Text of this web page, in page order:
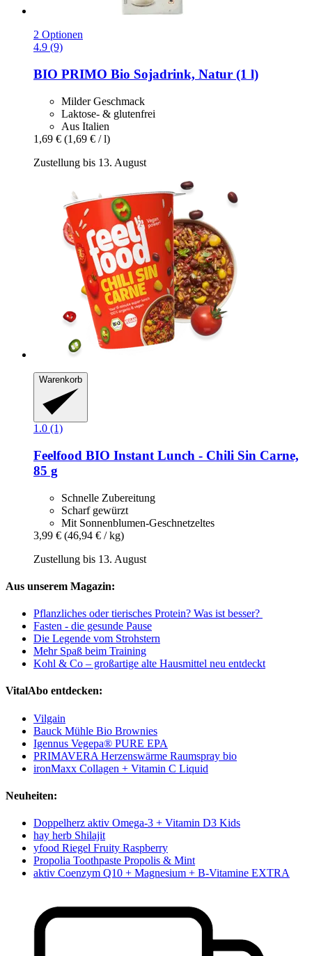
2 Optionen
4.9 (9)
BIO PRIMO Bio Sojadrink, Natur (1 l)
Milder Geschmack
Laktose- & glutenfrei
Aus Italien
1,69 € (1,69 € / l)
Zustellung bis 13. August
Warenkorb
1.0 (1)
Feelfood BIO Instant Lunch -​ Chili Sin Carne,
85 g
Schnelle Zubereitung
Scharf gewürzt
Mit Sonnenblumen-Geschnetzeltes
3,99 € (46,94 € / kg)
Zustellung bis 13. August
Aus unserem Magazin:
Pflanzliches oder tierisches Protein? Was ist besser?
Fasten - die gesunde Pause
Die Legende vom Strohstern
Mehr Spaß beim Training
Kohl & Co – großartige alte Hausmittel neu entdeckt
VitalAbo entdecken:
Vilgain
Bauck Mühle Bio Brownies
Igennus Vegepa® PURE EPA
PRIMAVERA Herzenswärme Raumspray bio
ironMaxx Collagen + Vitamin C Liquid
Neuheiten:
Doppelherz aktiv Omega-3 + Vitamin D3 Kids
hay herb Shilajit
yfood Riegel Fruity Raspberry
Propolia Toothpaste Propolis & Mint
aktiv Coenzym Q10 + Magnesium + B-Vitamine EXTRA